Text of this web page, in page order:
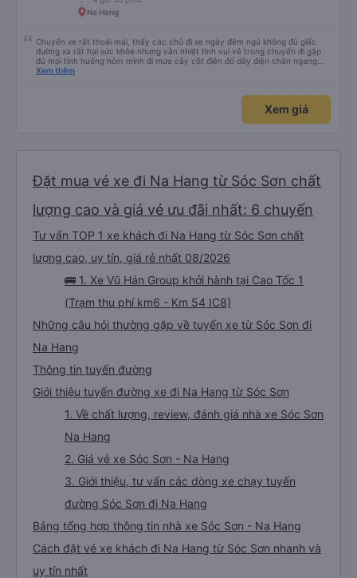
Na Hang
Chuyến xe rất thoải mái, thấy các chú đi xe ngày đêm ngủ không đủ giấc
đường xa rất hại sức khỏe nhưng vẫn nhiệt tình vui vẻ trong chuyến đi gặp
đủ mọi tình huống hôm mình đi mưa cây cột điện đổ dây điện chắn ngang
thấy mấy chú tài cùng nhau dựng tạm cho xe qua mà thấy nghề này khổ
Xem thêm
Xem giá
Đặt mua vé xe đi Na Hang từ Sóc Sơn chất
lượng cao và giá vé ưu đãi nhất: 6 chuyến
Tư vấn TOP 1 xe khách đi Na Hang từ Sóc Sơn chất
lượng cao, uy tín, giá rẻ nhất 08/2026
🚌 1. Xe Vũ Hán Group khởi hành tại Cao Tốc 1
(Trạm thu phí km6 - Km 54 IC8)
Những câu hỏi thường gặp về tuyến xe từ Sóc Sơn đi
Na Hang
Thông tin tuyến đường
Giới thiệu tuyến đường xe đi Na Hang từ Sóc Sơn
1. Về chất lượng, review, đánh giá nhà xe Sóc Sơn
Na Hang
2. Giá vé xe Sóc Sơn - Na Hang
3. Giới thiệu, tư vấn các dòng xe chạy tuyến
đường Sóc Sơn đi Na Hang
Bảng tổng hợp thông tin nhà xe Sóc Sơn - Na Hang
Cách đặt vé xe khách đi Na Hang từ Sóc Sơn nhanh và
uy tín nhất